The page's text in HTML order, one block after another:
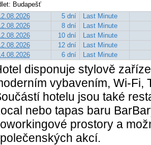
Budapešť
5 dní
Last Minute
8 dní
Last Minute
10 dní
Last Minute
12 dní
Last Minute
6 dní Last Minute
disponuje stylově
vybavením, Wi-Fi,
hotelu jsou také
nebo tapas baru
prostory a
akcí.